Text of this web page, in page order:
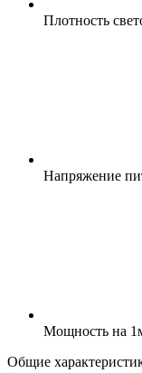
Плотность
Напряжение
Мощность на
Общие